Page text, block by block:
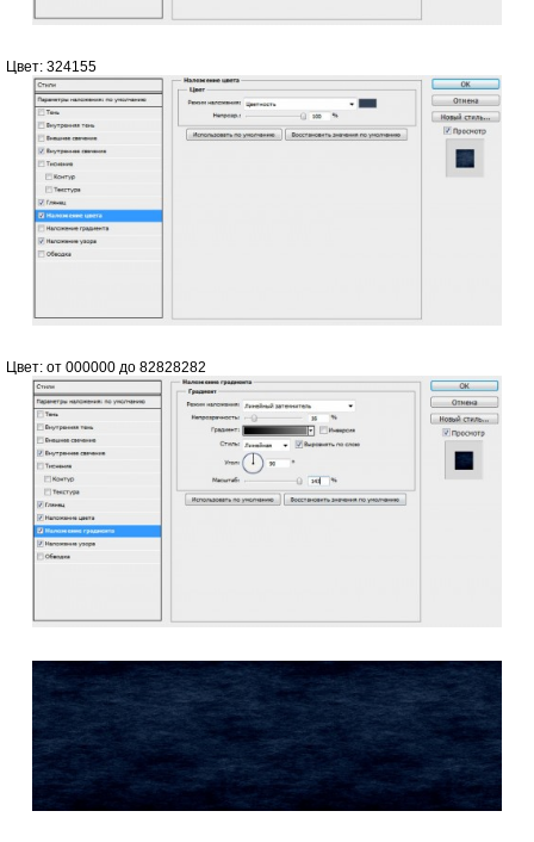
Цвет: 324155
Цвет: от 000000 до 82828282